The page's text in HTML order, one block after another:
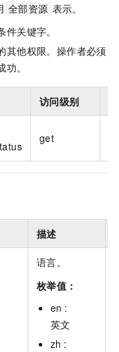
全部资源 表示。
关键字。
其他权限。操作者必须
。
访问级别
get
描述
语言。
枚举值：
en :
英文
zh :